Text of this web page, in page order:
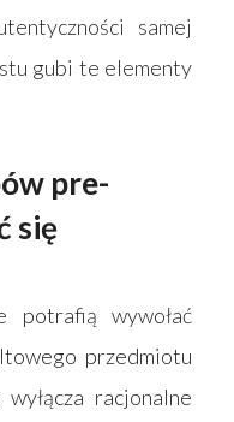
samej
gubi te elementy
pre-
się
potrafią wywołać
przedmiotu
racjonalne